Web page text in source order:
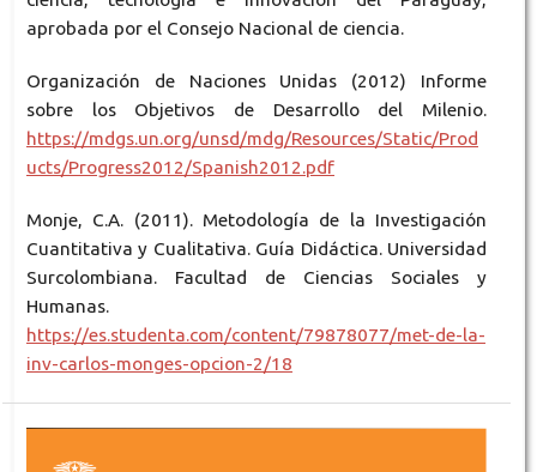
aprobada por el Consejo Nacional de ciencia.
Organización de Naciones Unidas (2012) Informe
sobre los Objetivos de Desarrollo del Milenio.
https://mdgs.un.org/unsd/mdg/Resources/Static/Prod
ucts/Progress2012/Spanish2012.pdf
Monje, C.A. (2011). Metodología de la Investigación
Cuantitativa y Cualitativa. Guía Didáctica. Universidad
Surcolombiana. Facultad de Ciencias Sociales y
Humanas.
https://es.studenta.com/content/79878077/met-de-la-
inv-carlos-monges-opcion-2/18